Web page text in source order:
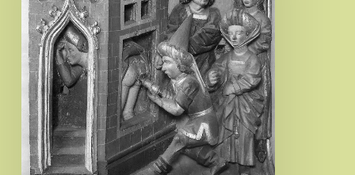
het
vuur
tussen
de
benen
van
Phoebilla